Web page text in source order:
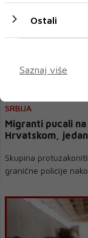
SRBIJA
Migranti pucali
Hrvatskom,
Skupina
granične policije
Ostali
Saznaj više